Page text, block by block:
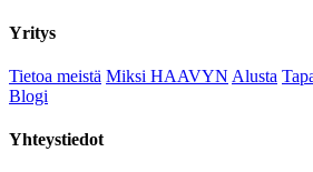
Yritys
Tietoa meistä Miksi HAAVYN Alusta
Blogi
Yhteystiedot